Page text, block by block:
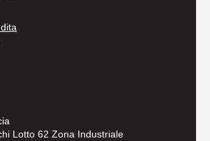
Lotto 62 Zona Industriale